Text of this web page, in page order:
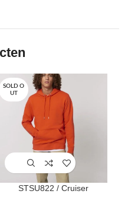
SOLD O
UT
STSU822 / Cruiser